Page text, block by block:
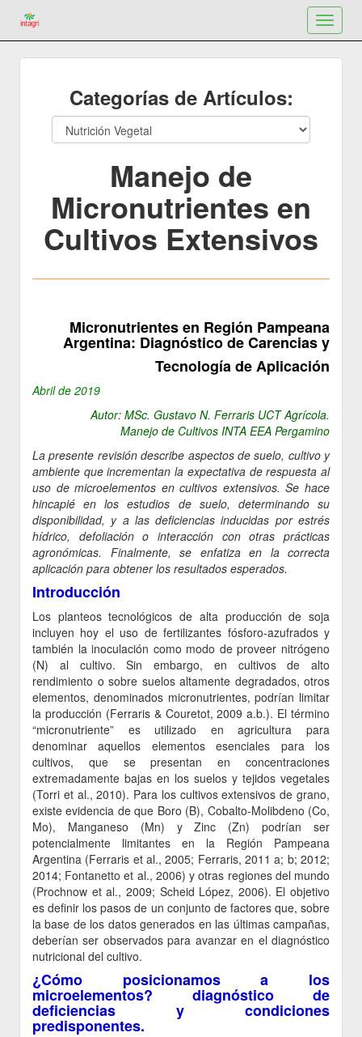
Toggle
Categorías de Artículos:
Manejo de
Micronutrientes en
Cultivos Extensivos
Micronutrientes en Región Pampeana
Argentina: Diagnóstico de Carencias y
Tecnología de Aplicación
Abril de 2019
Autor: MSc. Gustavo N. Ferraris UCT Agrícola.
Manejo de Cultivos INTA EEA Pergamino
La presente revisión describe aspectos de suelo, cultivo y
ambiente que incrementan la expectativa de respuesta al
uso de microelementos en cultivos extensivos. Se hace
hincapié en los estudios de suelo, determinando su
disponibilidad, y a las deficiencias inducidas por estrés
hídrico, defoliación o interacción con otras prácticas
agronómicas. Finalmente, se enfatiza en la correcta
aplicación para obtener los resultados esperados.
Introducción
Los planteos tecnológicos de alta producción de soja
incluyen hoy el uso de fertilizantes fósforo-azufrados y
también la inoculación como modo de proveer nitrógeno
(N) al cultivo. Sin embargo, en cultivos de alto
rendimiento o sobre suelos altamente degradados, otros
elementos, denominados micronutrientes, podrían limitar
la producción (Ferraris & Couretot, 2009 a.b.). El término
“micronutriente” es utilizado en agricultura para
denominar aquellos elementos esenciales para los
cultivos, que se presentan en concentraciones
extremadamente bajas en los suelos y tejidos vegetales
(Torri et al., 2010). Para los cultivos extensivos de grano,
existe evidencia de que Boro (B), Cobalto-Molibdeno (Co,
Mo), Manganeso (Mn) y Zinc (Zn) podrían ser
potencialmente limitantes en la Región Pampeana
Argentina (Ferraris et al., 2005; Ferraris, 2011 a; b; 2012;
2014; Fontanetto et al., 2006) y otras regiones del mundo
(Prochnow et al., 2009; Scheid López, 2006). El objetivo
es definir los pasos de un conjunto de factores que, sobre
la base de los datos generados en las últimas campañas,
deberían ser observados para avanzar en el diagnóstico
nutricional del cultivo.
¿Cómo posicionamos a los
microelementos? diagnóstico de
deficiencias y condiciones
predisponentes.